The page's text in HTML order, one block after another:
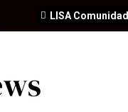
LISA Comunidad